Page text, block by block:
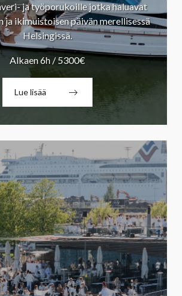
ja työporukoille jotka haluavat
ja ikimuistoisen päivän merellisessä
Helsingissä.
Alkaen 6h / 5300€
Lue lisää